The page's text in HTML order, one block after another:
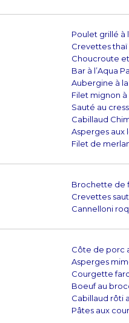
Poulet grillé à
Crevettes thaï
Choucroute
Bar à l’Aqua
Aubergine à
Filet mignon à
Sauté au
Cabillaud
Asperges aux
Filet de
Brochette de
Crevettes
Cannelloni
Côte de porc
Asperges
Courgette
Boeuf au
Cabillaud rôti
Pâtes aux